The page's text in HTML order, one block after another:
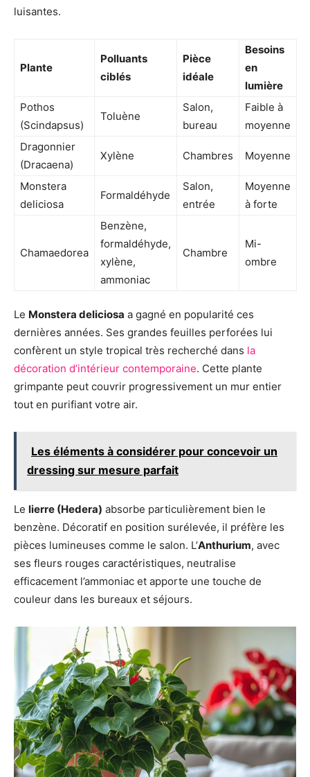
luisantes.
Plante
Polluants
ciblés
Pièce
idéale
Besoins
en
lumière
Pothos
(Scindapsus)
Toluène
Salon,
bureau
Faible à
moyenne
Dragonnier
(Dracaena)
Xylène Chambres Moyenne
Monstera
deliciosa
Formaldéhyde
Salon,
entrée
Moyenne
à forte
Chamaedorea
Benzène,
formaldéhyde,
xylène,
ammoniac
Chambre
Mi-
ombre
Le Monstera deliciosa a gagné en popularité ces
dernières années. Ses grandes feuilles perforées lui
confèrent un style tropical très recherché dans la
décoration d’intérieur contemporaine. Cette plante
grimpante peut couvrir progressivement un mur entier
tout en purifiant votre air.
Les éléments à considérer pour concevoir un
dressing sur mesure parfait
Le lierre (Hedera) absorbe particulièrement bien le
benzène. Décoratif en position surélevée, il préfère les
pièces lumineuses comme le salon. L’Anthurium, avec
ses fleurs rouges caractéristiques, neutralise
efficacement l’ammoniac et apporte une touche de
couleur dans les bureaux et séjours.